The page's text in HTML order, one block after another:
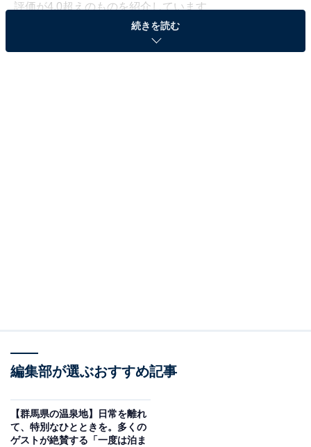
評価が4.0超えのものを紹介しています
この記事の執筆者： All About ニュース お買
続きを読む
編集部が選ぶおすすめ記事
【群馬県の温泉地】日常を離れ
て、特別なひとときを。多くの
ゲストが絶賛する「一度は泊ま